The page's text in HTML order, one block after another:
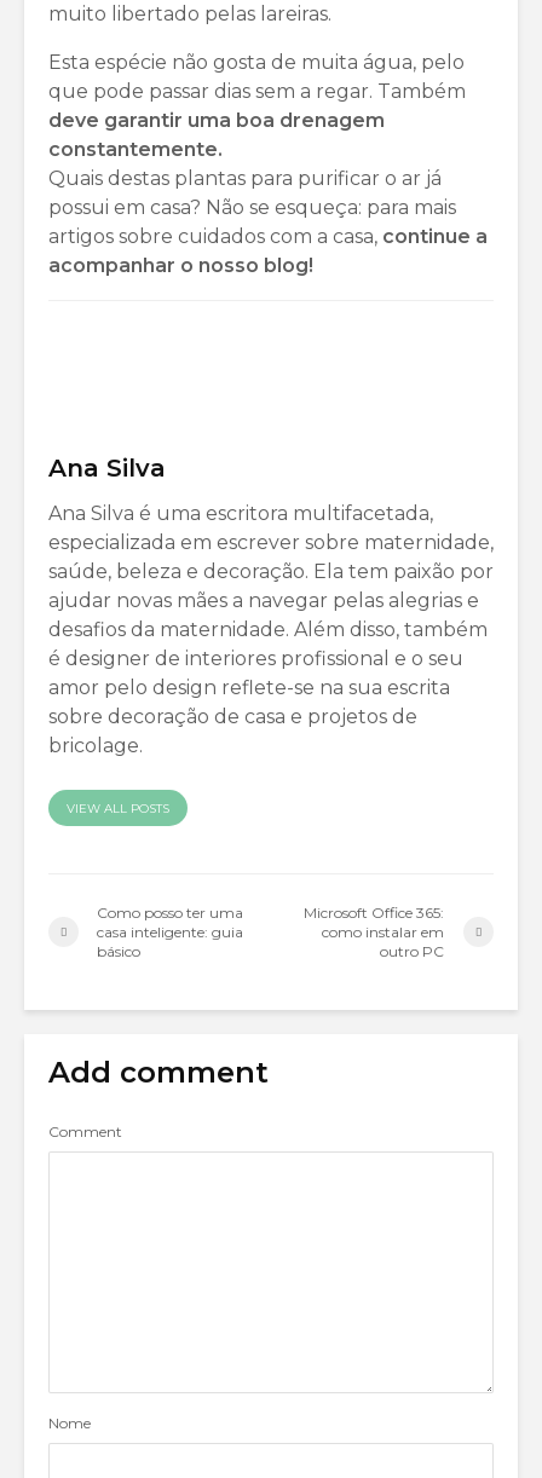
muito libertado pelas lareiras.
Esta espécie não gosta de muita água, pelo
que pode passar dias sem a regar. Também
deve garantir uma boa drenagem
constantemente.
Quais destas plantas para purificar o ar já
possui em casa? Não se esqueça: para mais
artigos sobre cuidados com a casa, continue a
acompanhar o nosso blog!
Ana Silva
Ana Silva é uma escritora multifacetada,
especializada em escrever sobre maternidade,
saúde, beleza e decoração. Ela tem paixão por
ajudar novas mães a navegar pelas alegrias e
desafios da maternidade. Além disso, também
é designer de interiores profissional e o seu
amor pelo design reflete-se na sua escrita
sobre decoração de casa e projetos de
bricolage.
VIEW ALL POSTS
Como posso ter uma
casa inteligente: guia
básico
Microsoft Office 365:
como instalar em
outro PC
Add comment
Comment
Nome